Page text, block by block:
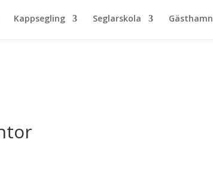
Kappsegling Seglarskola Gästhamn